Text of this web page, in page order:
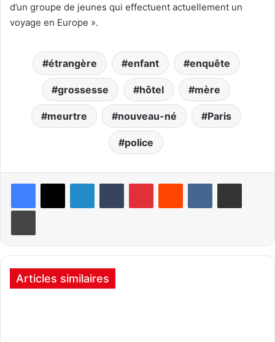
d’un groupe de jeunes qui effectuent actuellement un
voyage en Europe ».
étrangère enfant enquête
grossesse hôtel mère
meurtre nouveau-né Paris
police
Articles similaires